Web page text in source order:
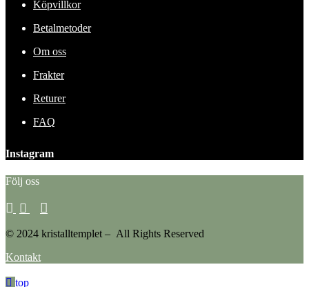
Köpvillkor
Betalmetoder
Om oss
Frakter
Returer
FAQ
Instagram
Följ oss
© 2024 kristalltemplet – All Rights Reserved
Kontakt
top